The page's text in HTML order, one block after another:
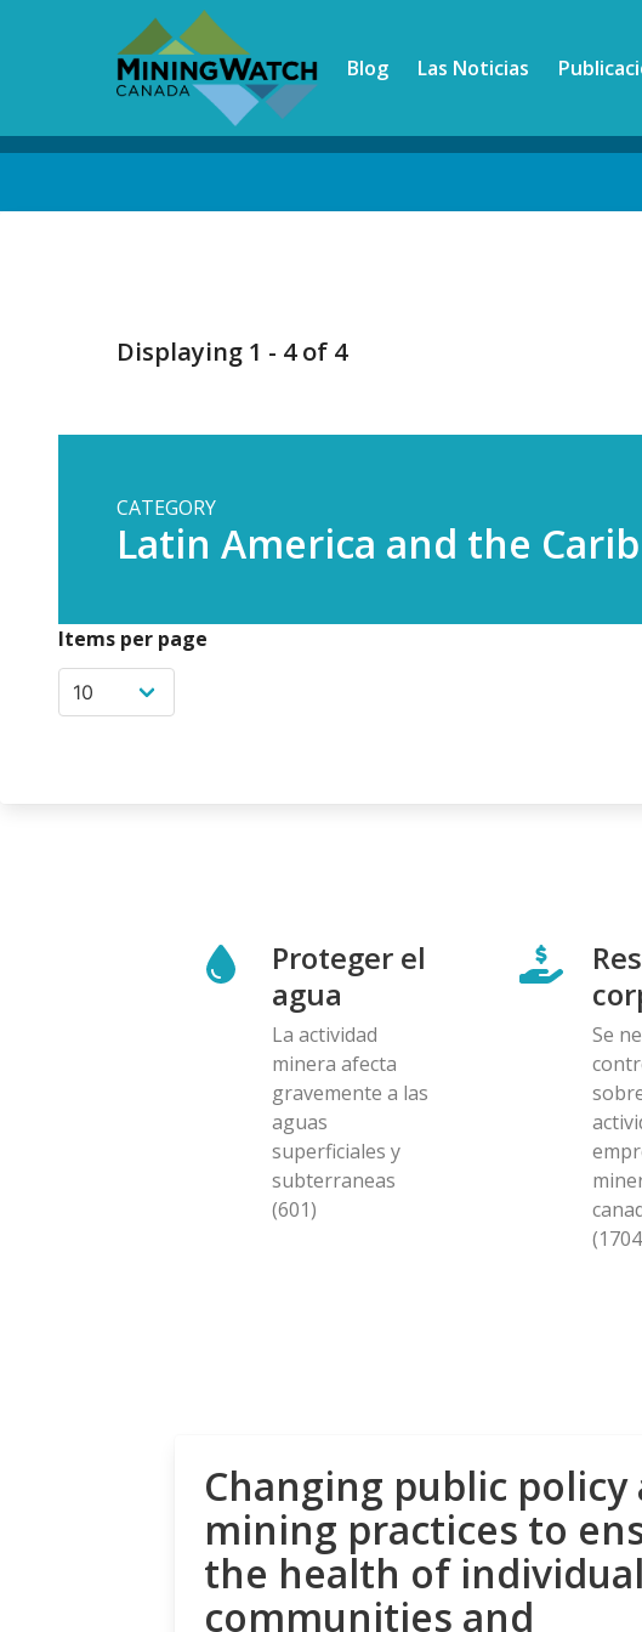
Blog Las Noticias
Displaying 1 - 4 of 4
CATEGORY
Latin America and the
Items per page
Proteger el
agua
La actividad
minera afecta
gravemente a las
aguas
superficiales y
subterraneas
(601)
Se
Changing public policy
mining practices to
the health of
communities and